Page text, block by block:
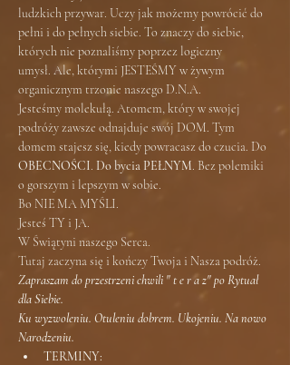
ludzkich przywar. Uczy jak możemy powrócić do
pełni i do pełnych siebie. To znaczy do siebie,
których nie poznaliśmy poprzez logiczny
umysł. Ale, którymi JESTEŚMY w żywym
organicznym trzonie naszego D.N.A.
Jesteśmy molekułą. Atomem, który w swojej
podróży zawsze odnajduje swój DOM. Tym
domem stajesz się, kiedy powracasz do czucia. Do
OBECNOŚCI. Do bycia PEŁNYM. Bez polemiki
o gorszym i lepszym w sobie.
Bo NIE MA MYŚLI.
Jesteś TY i JA.
W Świątyni naszego Serca.
Tutaj zaczyna się i kończy Twoja i Nasza podróż.
Zapraszam do przestrzeni chwili " t e r a z" po Rytuał
dla Siebie.
Ku wyzwoleniu. Otuleniu dobrem. Ukojeniu. Na nowo
Narodzeniu.
TERMINY: